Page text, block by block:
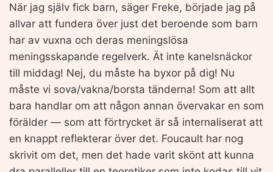
När jag själv fick barn, säger Freke, började jag på
allvar att fundera över just det beroende som barn
har av vuxna och deras meningslösa
meningsskapande regelverk. Ät inte kanelsnäckor
till middag! Nej, du måste ha byxor på dig! Nu
måste vi sova/vakna/borsta tänderna! Som att allt
bara handlar om att någon annan övervakar en som
förälder — som att förtrycket är så internaliserat att
en knappt reflekterar över det. Foucault har nog
skrivit om det, men det hade varit skönt att kunna